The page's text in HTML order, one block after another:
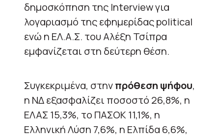
δημοσκόπηση της Interview για
λογαριασμό της εφημερίδας political
ενώ η ΕΛ.Α.Σ. του Αλέξη Τσίπρα
εμφανίζεται στη δεύτερη θέση.
Συγκεκριμένα, στηνπρόθεση ψήφου,
η ΝΔ εξασφαλίζει ποσοστό 26,8%, η
ΕΛΑΣ 15,3%, το ΠΑΣΟΚ 11,1%, η
Ελληνική Λύση 7,6%, η Ελπίδα 6,6%,